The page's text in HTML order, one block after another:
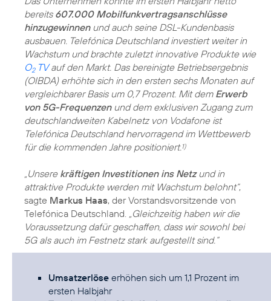
bereits 607.000 Mobilfunkvertragsanschlüsse
hinzugewinnenund auch seine DSL-Kundenbasis
ausbauen. Telefónica Deutschland investiert weiter in
Wachstum und brachte zuletzt innovative Produkte wie
O2TVauf den Markt. Das bereinigte Betriebsergebnis
(OIBDA) erhöhte sich in den ersten sechs Monaten auf
vergleichbarer Basis um 0,7 Prozent. Mit dem Erwerb
von 5G-Frequenzenund dem exklusiven Zugang zum
deutschlandweiten Kabelnetz von Vodafone ist
Telefónica Deutschland hervorragend im Wettbewerb
für die kommenden Jahre positioniert. 1)
„Unsere kräftigen Investitionen ins Netzund in
attraktive Produkte werden mit Wachstum belohnt“,
sagte Markus Haas, der Vorstandsvorsitzende von
Telefónica Deutschland.
„Gleichzeitig haben wir die
Voraussetzung dafür geschaffen, dass wir sowohl bei
5G als auch im Festnetz stark aufgestellt sind.“
Umsatzerlöse erhöhen sich um 1,1 Prozent im
ersten Halbjahr